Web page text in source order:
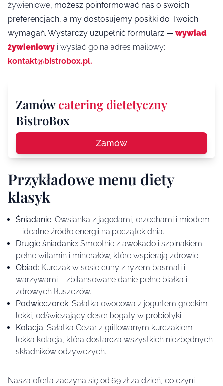
żywieniowe, możesz poinformować nas o swoich
preferencjach, a my dostosujemy posiłki do Twoich
wymagań. Wystarczy uzupełnić formularz — wywiad
żywieniowy i wysłać go na adres mailowy:
kontakt@bistrobox.pl.
Zamówcatering dietetyczny
BistroBox
Zamów
Przykładowe menu diety
klasyk
Śniadanie: Owsianka z jagodami, orzechami i miodem
– idealne źródło energii na początek dnia.
Drugie śniadanie: Smoothie z awokado i szpinakiem –
pełne witamin i minerałów, które wspierają zdrowie.
Obiad: Kurczak w sosie curry z ryżem basmati i
warzywami – zbilansowane danie pełne białka i
zdrowych tłuszczów.
Podwieczorek: Sałatka owocowa z jogurtem greckim –
lekki, odświeżający deser bogaty w probiotyki.
Kolacja: Sałatka Cezar z grillowanym kurczakiem –
lekka kolacja, która dostarcza wszystkich niezbędnych
składników odżywczych.
Nasza oferta zaczyna się od 69 zł za dzień, co czyni